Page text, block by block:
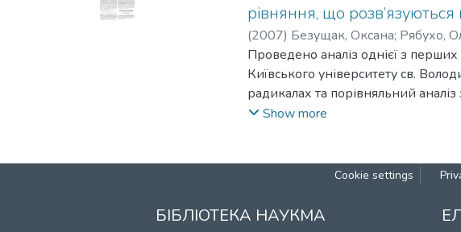
рівняння, що
(2007) Безущак, Оксана; Рябухо,
Проведено аналіз однієї з
Київського університету св.
радикалах та порівняльний
теорії Ґалуа.
Show more
Cookie settings
БІБЛІОТЕКА НАУКМА